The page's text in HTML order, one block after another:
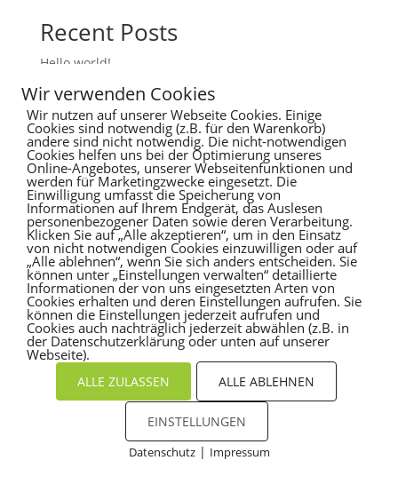
Recent Posts
Hello world!
Recent Comments
Es sind keine Kommentare vorhanden.
Wir verwenden Cookies
Wir nutzen auf unserer Webseite Cookies. Einige
Cookies sind notwendig (z.B. für den Warenkorb)
andere sind nicht notwendig. Die nicht-notwendigen
Cookies helfen uns bei der Optimierung unseres
Online-Angebotes, unserer Webseitenfunktionen und
werden für Marketingzwecke eingesetzt. Die
Einwilligung umfasst die Speicherung von
Informationen auf Ihrem Endgerät, das Auslesen
personenbezogener Daten sowie deren Verarbeitung.
Klicken Sie auf „Alle akzeptieren“, um in den Einsatz
von nicht notwendigen Cookies einzuwilligen oder auf
„Alle ablehnen“, wenn Sie sich anders entscheiden. Sie
können unter „Einstellungen verwalten“ detaillierte
Informationen der von uns eingesetzten Arten von
Cookies erhalten und deren Einstellungen aufrufen. Sie
können die Einstellungen jederzeit aufrufen und
Cookies auch nachträglich jederzeit abwählen (z.B. in
der Datenschutzerklärung oder unten auf unserer
Webseite).
ALLE ZULASSEN ALLE ABLEHNEN
EINSTELLUNGEN
Datenschutz| Impressum